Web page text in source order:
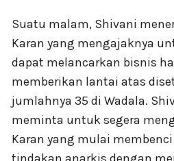
Suatu malam, Shivani
Karan yang mengajaknya
dapat melancarkan bisnis
memberikan lantai atas
jumlahnya 35 di Wadala.
meminta untuk segera
Karan yang mulai